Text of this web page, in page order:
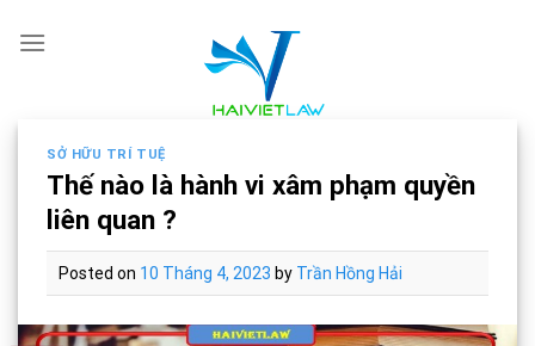
SỞ HỮU TRÍ TUỆ
Thế nào là hành vi xâm phạm quyền
liên quan ?
Posted on 10 Tháng 4, 2023 by Trần Hồng Hải